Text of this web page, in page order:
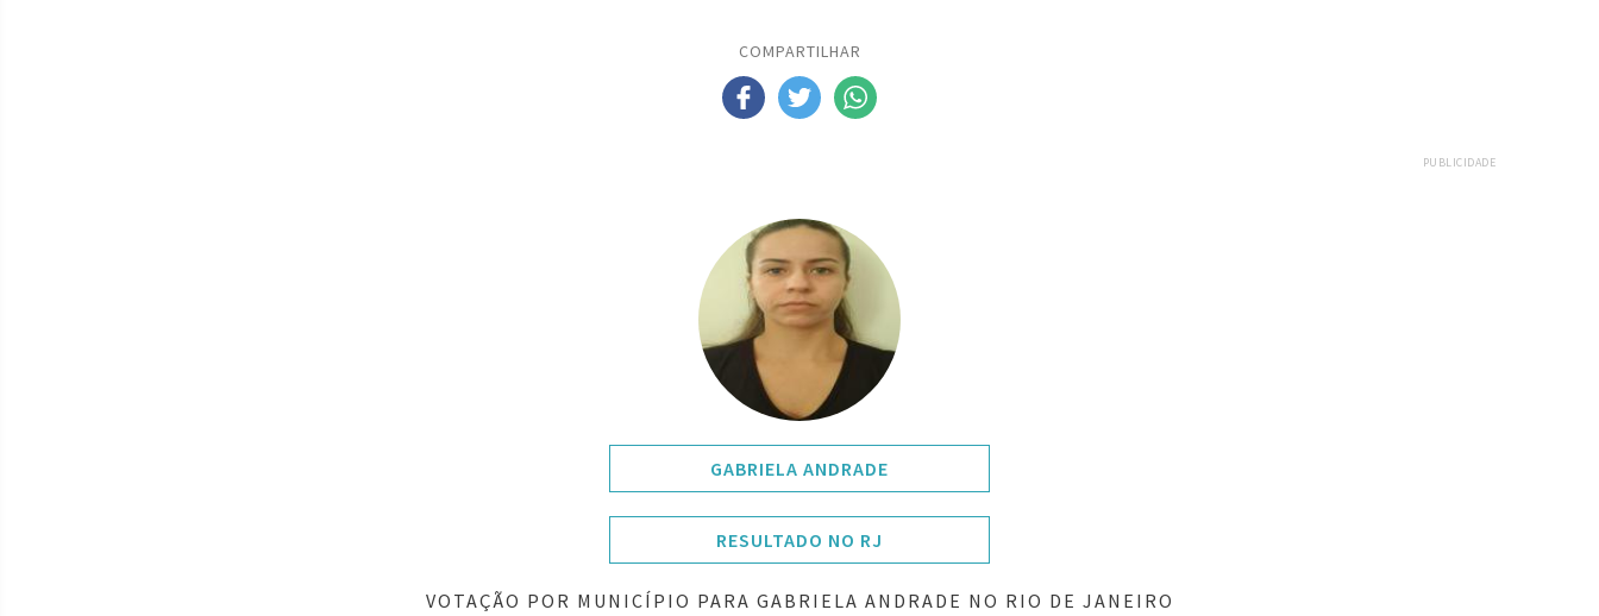
COMPARTILHAR
PUBLICIDADE
GABRIELA ANDRADE
RESULTADO NO RJ
VOTAÇÃO POR MUNICÍPIO PARA GABRIELA ANDRADE NO RIO DE JANEIRO